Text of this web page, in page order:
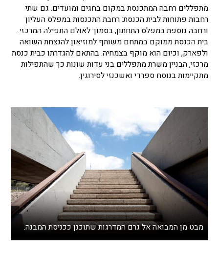
מתפללים רחבה המתכנסת במקום בחגים ומועדים. גם שתי
רחבות פתוחות לבית הכנסת: רחבת התכנסות במפלס העליון
ורחבה נוספת במפלס התחתון, בסמוך לאולם התפילה המרכזי.
בית הכנסת ממוקם במתחם משותף למוזיאון להנצחת השואה
ולפארק, וכיום הוא מוקף בצמחיה. בהתאם להגדרתו כבית כנסת
מרכזי, הבניין משרת מתפללים בני עדות שונות כך שהתפילות
מתקיימות בנוסח ספרדי ואשכנזי לסירוגין.
מבט מן המבואה אל גרם המדרגות שתוכנן ככניסת המבנה.